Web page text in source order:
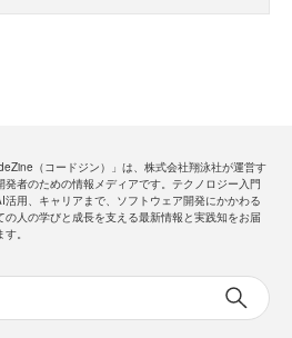
（コードジン）」は、株式会社翔泳社が運営す
発者のための情報メディアです。テクノロジー入門
活用、キャリアまで、ソフトウェア開発にかかわる
の人の学びと成長を支える最新情報と実践知をお届
。